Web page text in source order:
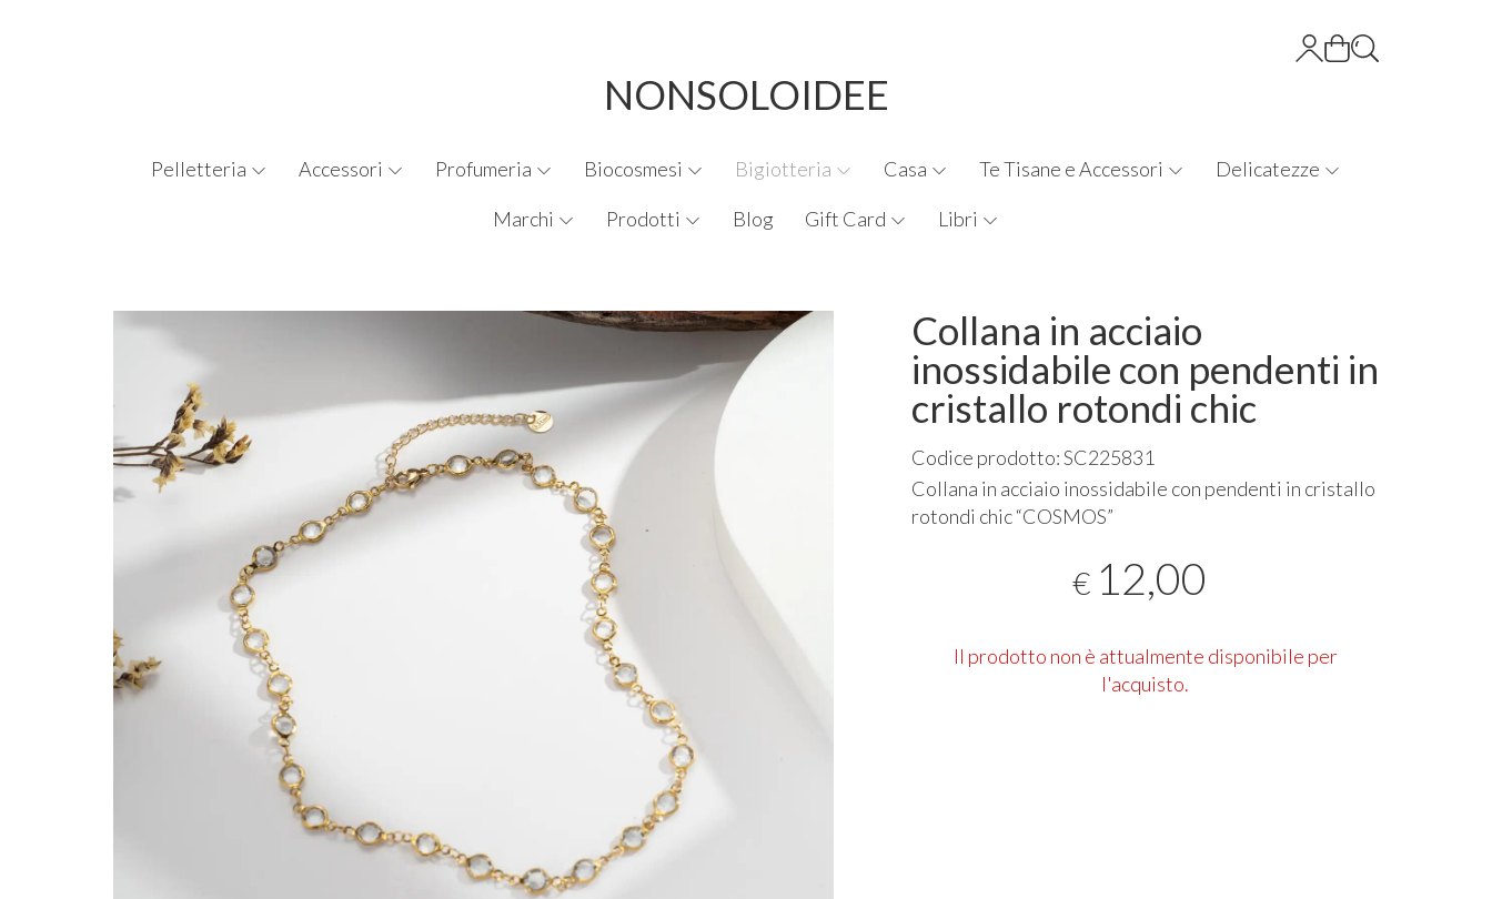
NONSOLOIDEE
Pelletteria Accessori Profumeria Biocosmesi Bigiotteria Casa Te Tisane e Accessori Delicatezze
Marchi Prodotti Blog Gift Card Libri
Collana in acciaio
inossidabile con pendenti in
cristallo rotondi chic
Codice prodotto: SC225831
Collana in acciaio inossidabile con pendenti in cristallo
rotondi chic “COSMOS”
€ 12,00
Il prodotto non è attualmente disponibile per
l'acquisto.